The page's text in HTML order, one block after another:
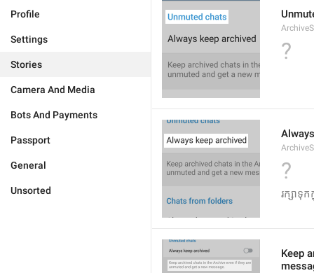
Profile
Settings
Stories
Camera And Media
Bots And Payments
Passport
General
Unsorted
?
?
រក្សាទុ
Keep